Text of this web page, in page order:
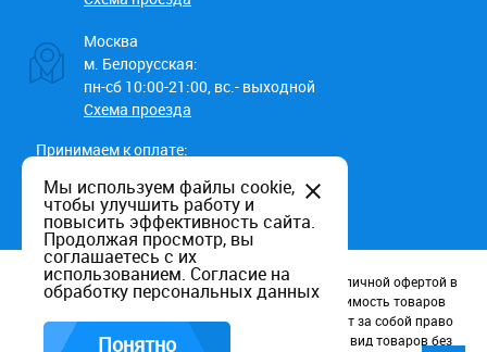
Москва
м. Белорусская:
пн-сб 10:00-21:00, вс.- выходной
Схема проезда
Принимаем к оплате:
Данный информационный ресурс не является публичной офертой в
соотв. со статьей 437 (п.2) ГК РФ. Наличие и стоимость товаров
уточняйте по телефону. Производители оставляют за собой право
изменять технические характеристики и внешний вид товаров без
Мы используем файлы cookie,
чтобы улучшить работу и
повысить эффективность сайта.
Продолжая просмотр, вы
соглашаетесь с их
использованием. Согласие на
обработку персональных данных
Понятно